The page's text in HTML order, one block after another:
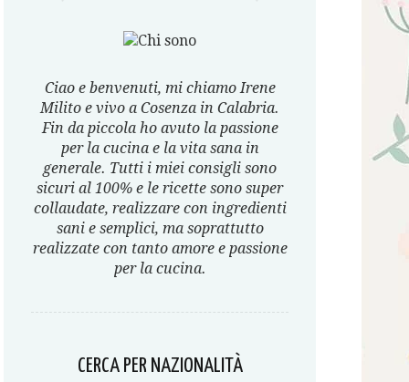
Ciao e benvenuti, mi chiamo Irene
Milito e vivo a Cosenza in Calabria.
Fin da piccola ho avuto la passione
per la cucina e la vita sana in
generale. Tutti i miei consigli sono
sicuri al 100% e le ricette sono super
collaudate, realizzare con ingredienti
sani e semplici, ma soprattutto
realizzate con tanto amore e passione
per la cucina.
CERCA PER NAZIONALITÀ